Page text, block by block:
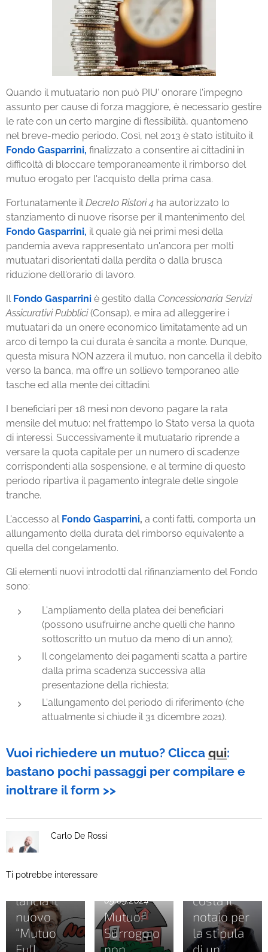
Quando il mutuatario non può PIU' onorare l'impegno
assunto per cause di forza maggiore, è necessario gestire
le rate con un certo margine di flessibilità, quantomeno
nel breve-medio periodo. Così, nel 2013 è stato istituito il
Fondo Gasparrini, finalizzato a consentire ai cittadini in
difficoltà di bloccare temporaneamente il rimborso del
mutuo erogato per l'acquisto della prima casa.
Fortunatamente ilDecreto Ristori 4 ha autorizzato lo
stanziamento di nuove risorse per il mantenimento del
Fondo Gasparrini, il quale già nei primi mesi della
pandemia aveva rappresentato un'ancora per molti
mutuatari disorientati dalla perdita o dalla brusca
riduzione dell'orario di lavoro.
Il Fondo Gasparrini è gestito dalla Concessionaria Servizi
Assicurativi Pubblici(Consap), e mira ad alleggerire i
mutuatari da un onere economico limitatamente ad un
arco di tempo la cui durata è sancita a monte. Dunque,
questa misura NON azzera il mutuo, non cancella il debito
verso la banca, ma offre un sollievo temporaneo alle
tasche ed alla mente dei cittadini.
I beneficiari per 18 mesi non devono pagare la rata
mensile del mutuo: nel frattempo lo Stato versa la quota
di interessi. Successivamente il mutuatario riprende a
versare la quota capitale per un numero di scadenze
corrispondenti alla sospensione, e al termine di questo
periodo ripartiva il pagamento integrale delle singole
tranche.
L'accesso al Fondo Gasparrini, a conti fatti, comporta un
allungamento della durata del rimborso equivalente a
quella del congelamento.
Gli elementi nuovi introdotti dal rifinanziamento del Fondo
sono:
L'ampliamento della platea dei beneficiari
(possono usufruirne anche quelli che hanno
sottoscritto un mutuo da meno di un anno);
Il congelamento dei pagamenti scatta a partire
dalla prima scadenza successiva alla
presentazione della richiesta;
L'allungamento del periodo di riferimento (che
attualmente si chiude il 31 dicembre 2021).
Vuoi richiedere un mutuo? Clicca qui:
bastano pochi passaggi per compilare e
inoltrare il form >>
Carlo De Rossi
Ti potrebbe interessare
23.09.2024
Crédit
Agricole
Italia
lancia il
nuovo
“Mutuo
Full
09.09.2024
Mutuo:
Surrogo o
non
costa il
notaio per
la stipula
di un
25.03.2024